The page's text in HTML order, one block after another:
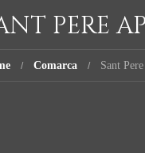
PERE
Comarca Sant